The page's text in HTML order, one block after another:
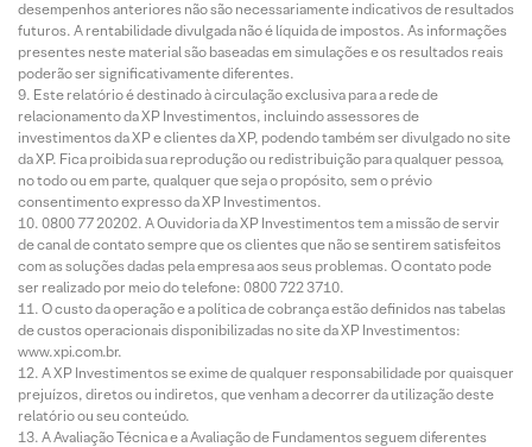
desempenhos anteriores não são necessariamente indicativos de resultados
futuros. A rentabilidade divulgada não é líquida de impostos. As informações
presentes neste material são baseadas em simulações e os resultados reais
poderão ser significativamente diferentes.
Este relatório é destinado à circulação exclusiva para a rede de
relacionamento da XP Investimentos, incluindo assessores de
investimentos da XP e clientes da XP, podendo também ser divulgado no site
da XP. Fica proibida sua reprodução ou redistribuição para qualquer pessoa,
no todo ou em parte, qualquer que seja o propósito, sem o prévio
consentimento expresso da XP Investimentos.
0800 77 20202. A Ouvidoria da XP Investimentos tem a missão de servir
de canal de contato sempre que os clientes que não se sentirem satisfeitos
com as soluções dadas pela empresa aos seus problemas. O contato pode
ser realizado por meio do telefone: 0800 722 3710.
O custo da operação e a política de cobrança estão definidos nas tabelas
de custos operacionais disponibilizadas no site da XP Investimentos:
www.xpi.com.br.
A XP Investimentos se exime de qualquer responsabilidade por quaisquer
prejuízos, diretos ou indiretos, que venham a decorrer da utilização deste
relatório ou seu conteúdo.
A Avaliação Técnica e a Avaliação de Fundamentos seguem diferentes